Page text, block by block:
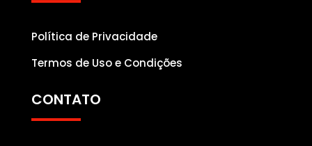
Política de Privacidade
Termos de Uso e Condições
CONTATO